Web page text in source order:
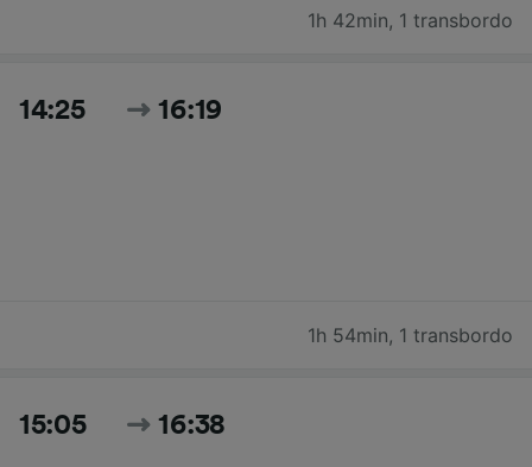
1h 42min, 1 transbordo
14:25 16:19
1h 54min, 1 transbordo
15:05 16:38